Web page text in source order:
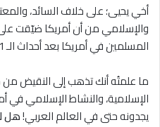
أخي يحيى؛ على خلاف السائد،
والإسلامي من أن أمريكا ضيّقت
المسلمين في أمريكا بعد أحداث الـ 11 من سبتمبر بالذات…
ما علمتُه أنك تذهب إلى النقيض من
الإسلامية، والنشاط الإسلامي في
يجدونه حتى في العالم العربي!هل